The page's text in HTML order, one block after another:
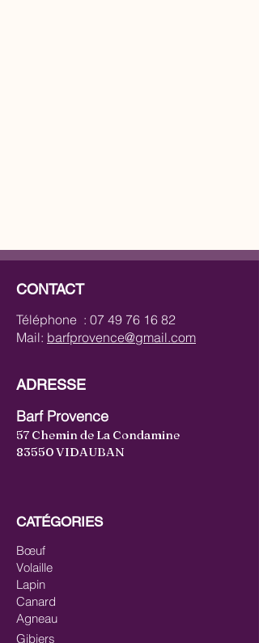
CONTACT
Téléphone : 07 49 76 16 82
Mail: barfprovence@gmail.com
ADRESSE
Barf Provence
57 Chemin de La Condamine
83550 VIDAUBAN
CATÉGORIES
Bœuf
Volaille
Lapin
Canard
Agneau
Gibiers